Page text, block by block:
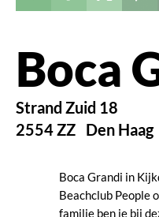
Boca
Strand Zuid 18
2554 ZZ Den Haag
Boca Grandi in
Beachclub People
familie ben je bij